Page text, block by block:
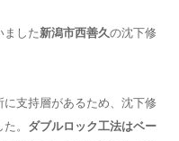
ました新潟市西善久の沈下修
支持層があるため、沈下修
。 ダブルロック工法はベー